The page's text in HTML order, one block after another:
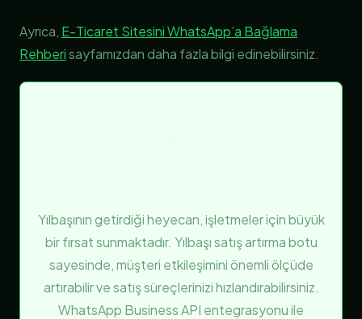
Ayrıca, E-Ticaret Sitesini WhatsApp’a Bağlama
Rehberisayfamızdan daha fazla bilgi edinebilirsiniz.
Yılbaşının getirdiği heyecan, işletmeler için büyük
bir fırsat sunmaktadır. Yılbaşı satış artırma botu
sayesinde, müşteri etkileşimini önemli ölçüde
artırabilir ve satış süreçlerinizi hızlandırabilirsiniz.
WhatsApp Business API entegrasyonu ile